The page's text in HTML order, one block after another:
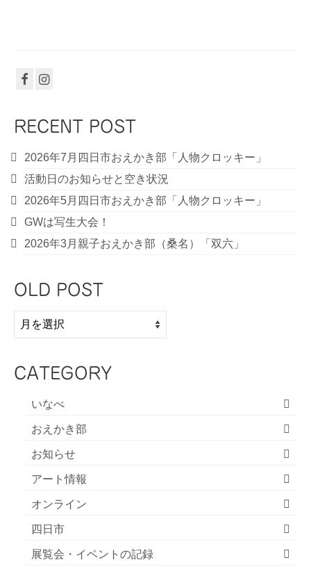
RECENT POST
2026年7月四日市おえかき部「人物クロッキー」
活動日のお知らせと空き状況
2026年5月四日市おえかき部「人物クロッキー」
GWは写生大会！
2026年3月親子おえかき部（桑名）「双六」
OLD POST
OLD
POST
CATEGORY
いなべ
おえかき部
お知らせ
アート情報
オンライン
四日市
展覧会・イベントの記録